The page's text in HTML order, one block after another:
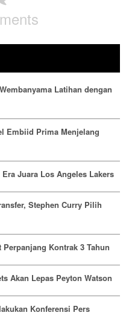
Latihan dengan
Embiid Prima Menjelang
Juara Los Angeles Lakers
Stephen Curry Pilih
Kontrak 3 Tahun
Akan Lepas Peyton Watson
Konferensi Pers